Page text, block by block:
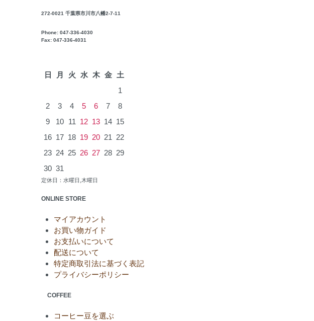
272-0021 千葉県市川市八幡2-7-11
Phone: 047-336-4030
Fax: 047-336-4031
日
月 火 水 木 金
土
1
2
3 4 5 6 7
8
9
10 11 12 13 14 15
16 17 18 19 20 21
22
23 24 25 26 27 28 29
30 31
定休日：水曜日,木曜日
ONLINE STORE
マイアカウント
お買い物ガイド
お支払いについて
配送について
特定商取引法に基づく表記
プライバシーポリシー
COFFEE
コーヒー豆を選ぶ